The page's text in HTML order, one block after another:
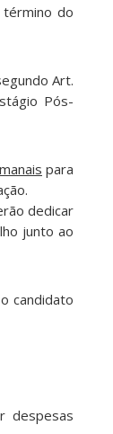
do
Art.
Pós-
para
dedicar
junto ao
candidato